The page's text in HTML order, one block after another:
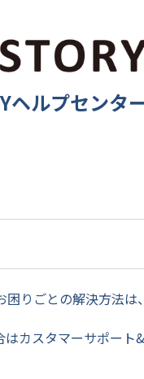
ヘルプセンタ
りごとの解決方法は
カスタマーサポート